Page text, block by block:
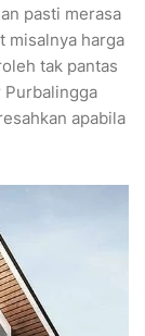
pasti merasa
misalnya harga
tak pantas
Purbalingga
apabila